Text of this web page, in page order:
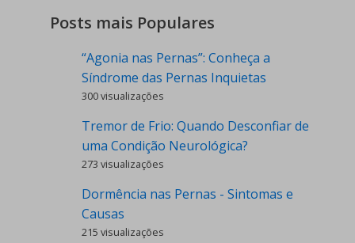
Posts mais Populares
“Agonia nas Pernas”: Conheça a
Síndrome das Pernas Inquietas
300 visualizações
Tremor de Frio: Quando Desconfiar de
uma Condição Neurológica?
273 visualizações
Dormência nas Pernas - Sintomas e
Causas
215 visualizações